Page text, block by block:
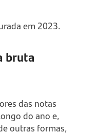
em 2023.
bruta
das notas
do ano e,
outras formas,